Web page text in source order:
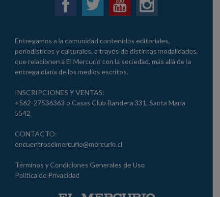
Entregamos a la comunidad contenidos editoriales,
periodísticos y culturales, a través de distintas modalidades,
que relacionen a El Mercurio con la sociedad, más allá de la
entrega diaria de los medios escritos.
INSCRIPCIONES Y VENTAS:
+562-27536363 o Casas Club Bandera 331, Santa María
5542
CONTACTO:
encuentroselmercurio@mercurio.cl
Términos y Condiciones Generales de Uso
Política de Privacidad